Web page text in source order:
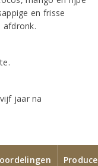
en frisse
afdronk.
jaar na